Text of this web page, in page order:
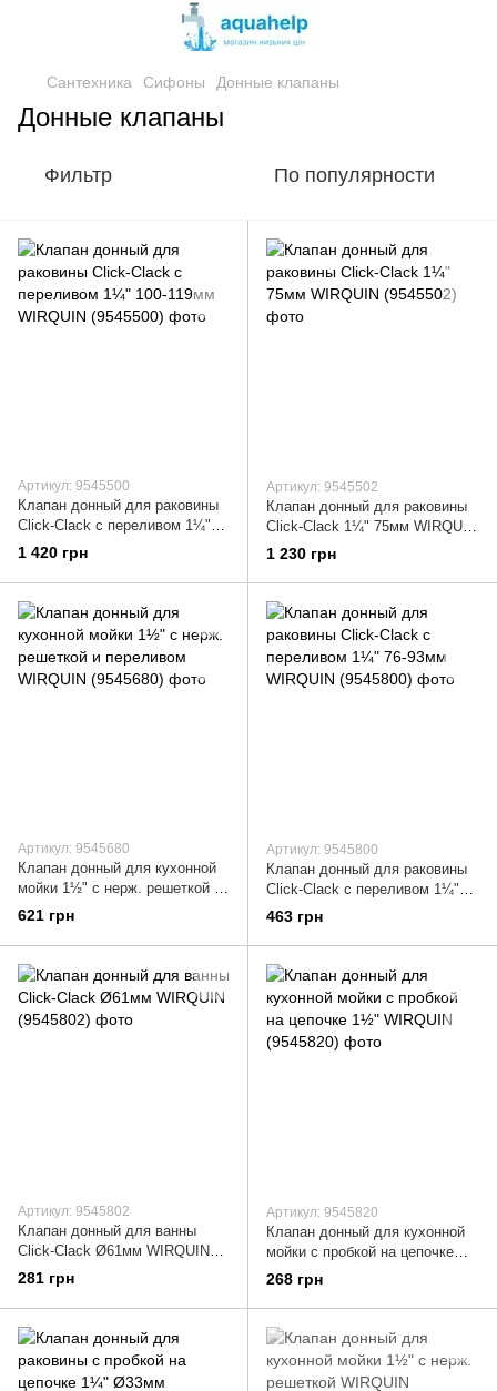
Сантехника Сифоны Донные клапаны
Донные клапаны
Фильтр По популярности
Артикул: 9545500
Клапан донный для раковины
Click-Clack с переливом 1¼"
100-119мм WIRQUIN (9545500)
1 420 грн
Артикул: 9545502
Клапан донный для раковины
Click-Clack 1¼" 75мм WIRQUIN
(9545502)
1 230 грн
Артикул: 9545680
Клапан донный для кухонной
мойки 1½" с нерж. решеткой и
переливом WIRQUIN (9545680)
621 грн
Артикул: 9545800
Клапан донный для раковины
Click-Clack с переливом 1¼"
76-93мм WIRQUIN (9545800)
463 грн
Артикул: 9545802
Клапан донный для ванны
Click-Clack Ø61мм WIRQUIN
(9545802)
281 грн
Артикул: 9545820
Клапан донный для кухонной
мойки с пробкой на цепочке
1½" WIRQUIN (9545820)
268 грн